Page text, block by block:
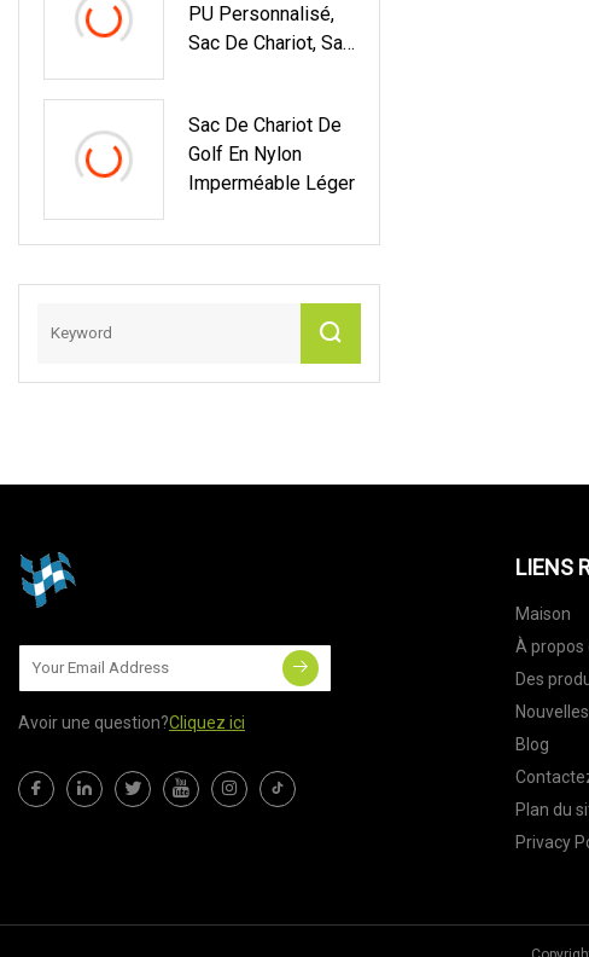
PU Personnalisé,
Sac De Chariot, Sac
Golf, Usine
Sac De Chariot De
Golf En Nylon
Imperméable Léger
Avoir une question?Cliquez ici
LIENS
Maison
À propos
Des
Nouvelles
Blog
Plan du
Privacy